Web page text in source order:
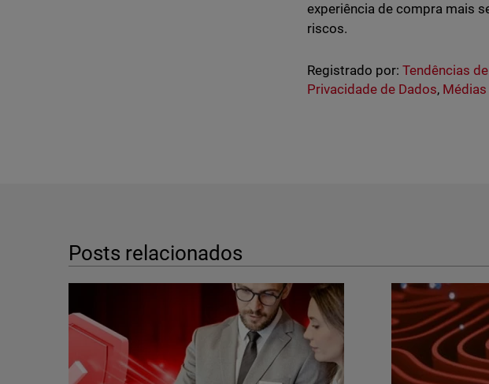
experiência de compra mais
riscos.
Registrado por: Tendências
Privacidade de Dados,
Posts relacionados